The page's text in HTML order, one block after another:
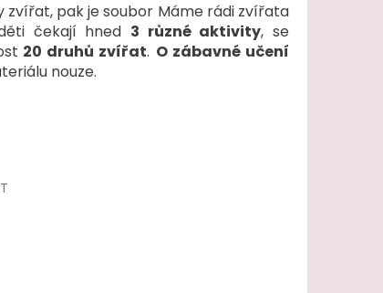
zvířat, pak je soubor Máme rádi zvířata
čekají hned 3 různé aktivity, se
20 druhů zvířat. O zábavné učení
nouze.